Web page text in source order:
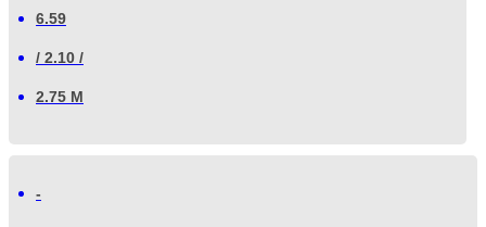
6.59
/ 2.10 /
2.75 М
-